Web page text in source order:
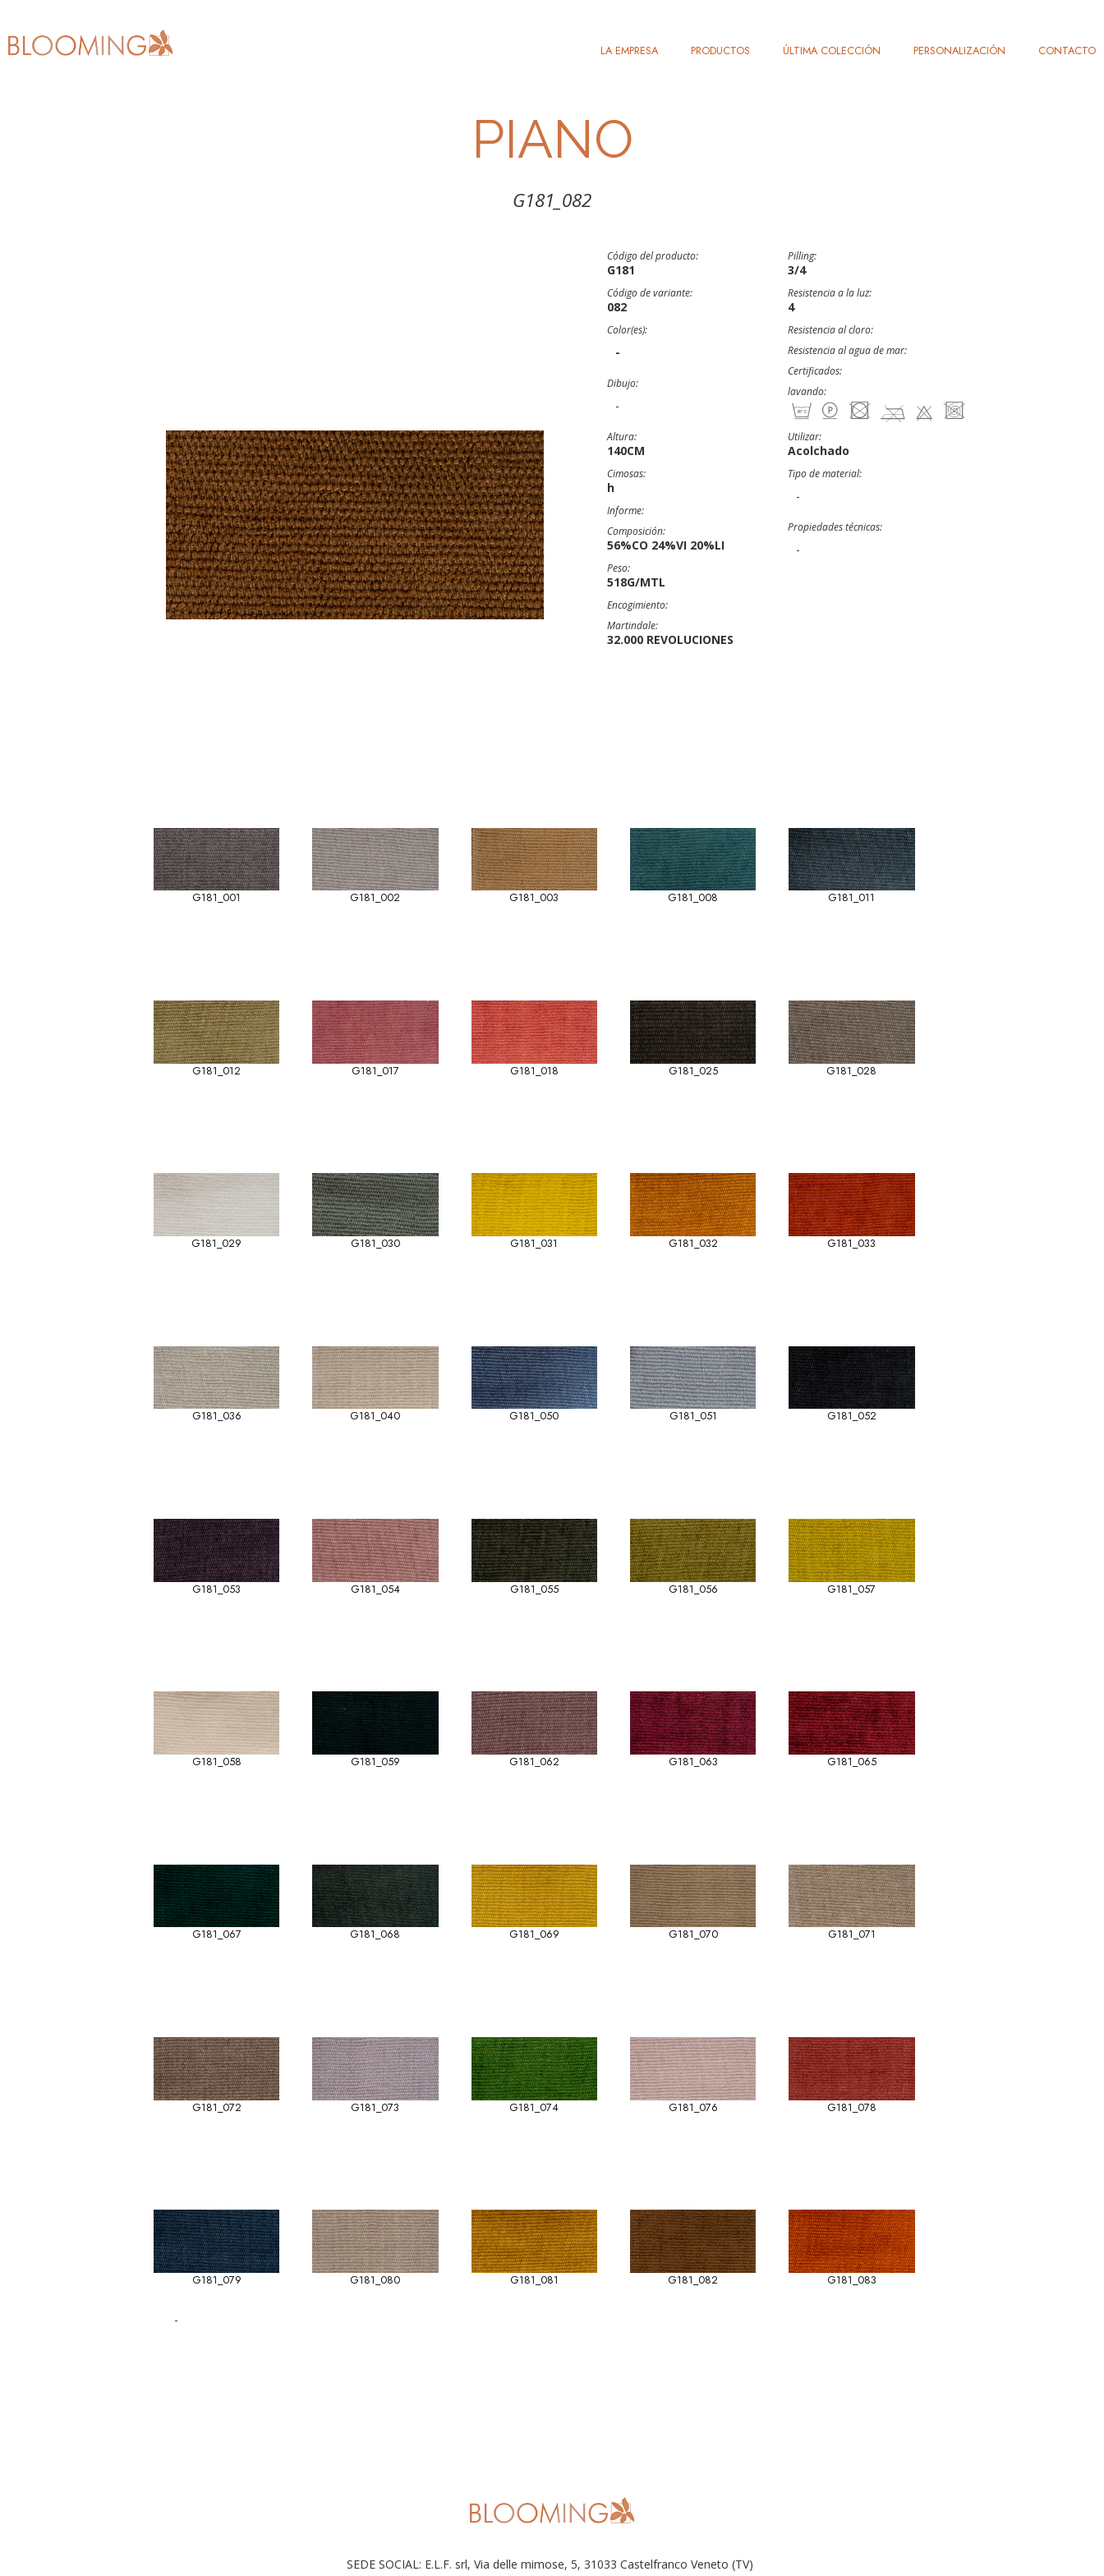
LA EMPRESA PRODUCTOS ÚLTIMA COLECCIÓN PERSONALIZACIÓN CONTACTO
PIANO
G181_082
Código del producto:
G181
Código de variante:
082
Color(es):
-
Dibujo:
-
Altura:
140CM
Cimosas:
h
Informe:
Composición:
56%CO 24%VI 20%LI
Peso:
518G/MTL
Encogimiento:
Martindale:
32.000 REVOLUCIONES
Pilling:
3/4
Resistencia a la luz:
4
Resistencia al cloro:
Resistencia al agua de mar:
Certificados:
lavando:
Utilizar:
Acolchado
Tipo de material:
-
Propiedades técnicas:
-
G181_001 G181_002 G181_003 G181_008 G181_011
G181_012 G181_017 G181_018 G181_025 G181_028
G181_029 G181_030 G181_031 G181_032 G181_033
G181_036 G181_040 G181_050 G181_051 G181_052
G181_053 G181_054 G181_055 G181_056 G181_057
G181_058 G181_059 G181_062 G181_063 G181_065
G181_067 G181_068 G181_069 G181_070 G181_071
G181_072 G181_073 G181_074 G181_076 G181_078
G181_079 G181_080 G181_081 G181_082 G181_083
-
SEDE SOCIAL: E.L.F. srl, Via delle mimose, 5, 31033 Castelfranco Veneto (TV)